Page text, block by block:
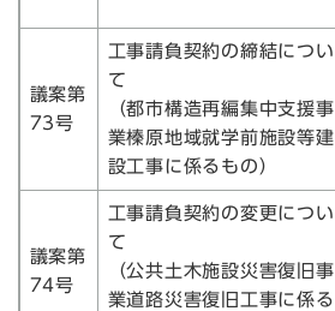
議案第
73号
工事請負契約の締結につい
て
（都市構造再編集中支援事
業榛原地域就学前施設等建
設工事に係るもの）
議案第
74号
工事請負契約の変更につい
て
（公共土木施設災害復旧事
業道路災害復旧工事に係る